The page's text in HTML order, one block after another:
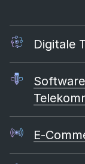
Digitale
E-